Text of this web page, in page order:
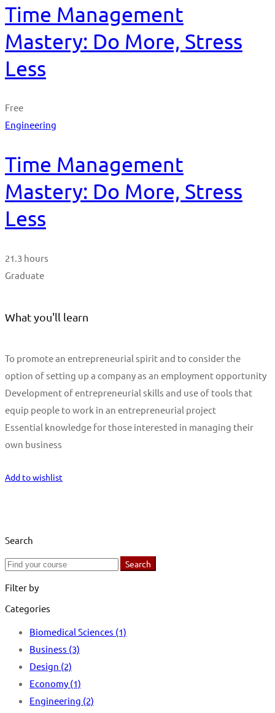
Time Management
Mastery: Do More, Stress
Less
Free
Engineering
Time Management
Mastery: Do More, Stress
Less
21.3 hours
Graduate
What you'll learn
To promote an entrepreneurial spirit and to consider the
option of setting up a company as an employment opportunity
Development of entrepreneurial skills and use of tools that
equip people to work in an entrepreneurial project
Essential knowledge for those interested in managing their
own business
Add to wishlist
Search
Search
Search
Filter by
Categories
Biomedical Sciences (1)
Business (3)
Design (2)
Economy (1)
Engineering (2)